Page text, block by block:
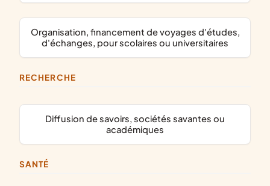
organisation, financement de voyages d'études,
d'échanges, pour scolaires ou universitaires
RECHERCHE
diffusion de savoirs, sociétés savantes ou
académiques
SANTÉ